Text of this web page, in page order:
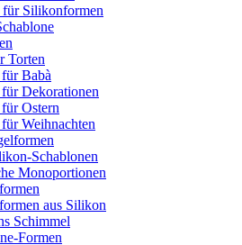
für Silikonformen
Torten
Babà
Dekorationen
Ostern
Weihnachten
Schablonen
Monoportionen
aus Silikon
Schimmel
Formen